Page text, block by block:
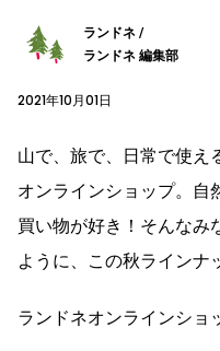
ランドネ /
ランドネ 編集部
2021年10月01日
山で、旅で、日常で使え
オンラインショップ。自
買い物が好き！そんなみ
ように、この秋ラインナ
ランドネオンラインショ